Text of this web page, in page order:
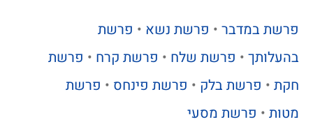
פרשת במדבר • פרשת נשא • פרשת
בהעלותך • פרשת שלח • פרשת קרח • פרשת
חקת • פרשת בלק • פרשת פינחס • פרשת
מטות • פרשת מסעי